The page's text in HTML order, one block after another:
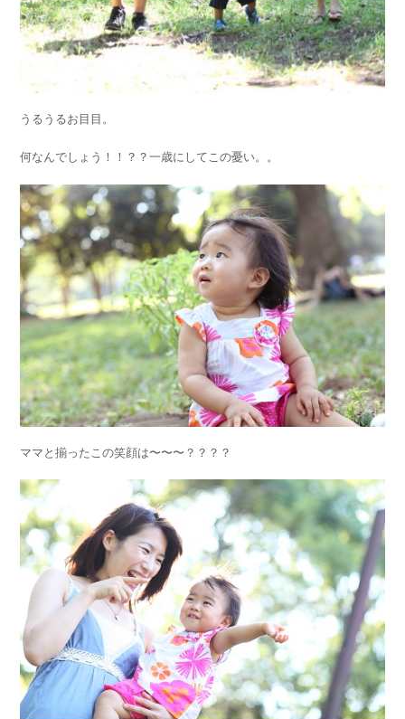
うるうるお目目。
何なんでしょう！！？？一歳にしてこの憂い。。
ママと揃ったこの笑顔は〜〜〜？？？？